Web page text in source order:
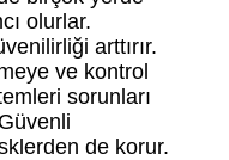
olurlar.
arttırır.
ve kontrol
sorunları
de korur.